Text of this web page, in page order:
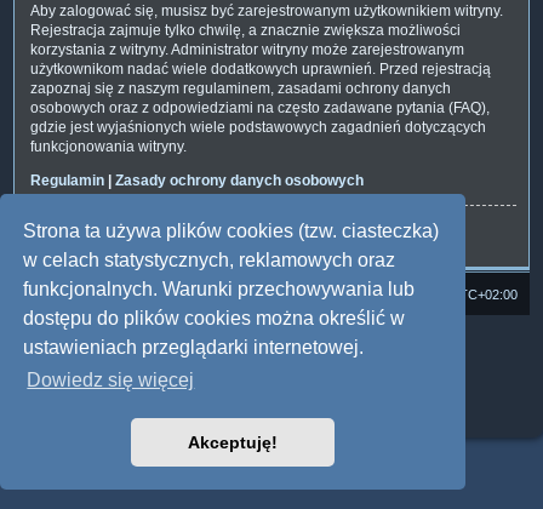
Strona ta używa plików cookies (tzw. ciasteczka)
w celach statystycznych, reklamowych oraz
funkcjonalnych. Warunki przechowywania lub
dostępu do plików cookies można określić w
ustawieniach przeglądarki internetowej.
Dowiedz się więcej
Akceptuję!
Aby zalogować się, musisz być zarejestrowanym użytkownikiem witryny.
Rejestracja zajmuje tylko chwilę, a znacznie zwiększa możliwości
korzystania z witryny. Administrator witryny może zarejestrowanym
użytkownikom nadać wiele dodatkowych uprawnień. Przed rejestracją
zapoznaj się z naszym regulaminem, zasadami ochrony danych
osobowych oraz z odpowiedziami na często zadawane pytania (FAQ),
gdzie jest wyjaśnionych wiele podstawowych zagadnień dotyczących
funkcjonowania witryny.
Regulamin | Zasady ochrony danych osobowych
Zarejestruj się
Strona domowa Forum Satedu Strefa czasowa UTC+02:00
Technologię dostarcza phpBB® Forum Software © phpBB Limited
Polski pakiet językowy dostarcza
phpBB.pl
Style: Multi Design by Joyce&Luna
Zasady ochrony danych osobowych